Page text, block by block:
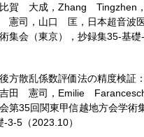
賀 大成，Zhang Tingzhen
司，山口 匡，日本超音波
集会（東京），抄録集35-基礎
方散乱係数評価法の精度検
田 憲司，Emilie
第35回関東甲信越地方会学術
3-5（2023.10）